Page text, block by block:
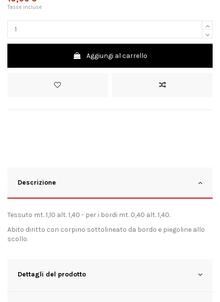
Tasse incluse
Aggiungi al carrello
Descrizione
Tessuto mt. 1,10 alt. 1,40 - per i bordi mt. 0,40 alt. 1,40.
Abito diritto con corpino sottolineato da bordo e piegoline allo
scollo.
Dettagli del prodotto